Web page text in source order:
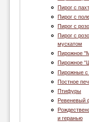
Пирог с
Пирог с
Пирог с
Пирог с
мускатом
Пирожное
Пирожное
Пирожные с
Постное
Птифуры
Ревеневый
и геранью